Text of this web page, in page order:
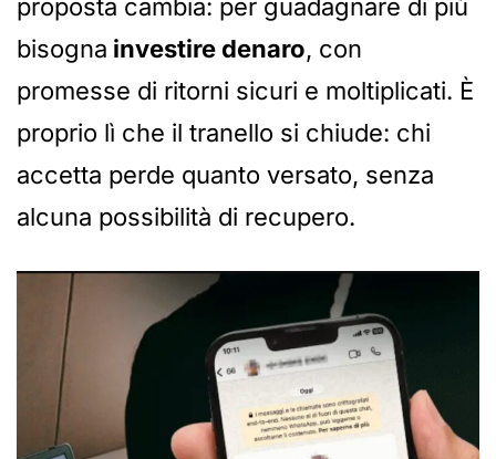
proposta cambia: per guadagnare di più
bisogna investire denaro, con
promesse di ritorni sicuri e moltiplicati. È
proprio lì che il tranello si chiude: chi
accetta perde quanto versato, senza
alcuna possibilità di recupero.